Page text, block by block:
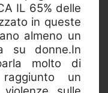
IL 65% delle
in queste
almeno un
su donne.In
molto di
un